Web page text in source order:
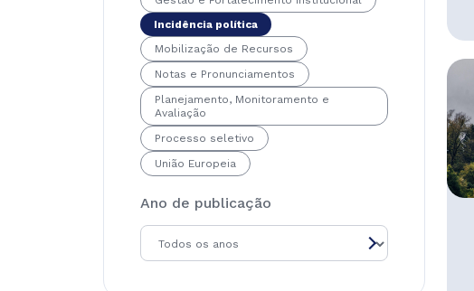
Incidência política
Mobilização de Recursos
Notas e Pronunciamentos
Planejamento, Monitoramento e
Avaliação
Processo seletivo
União Europeia
Ano de publicação